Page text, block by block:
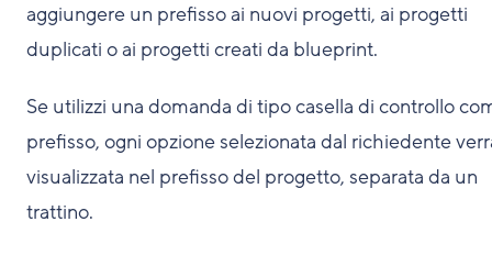
aggiungere un prefisso ai nuovi progetti, ai progetti
duplicati o ai progetti creati da blueprint.
Se utilizzi una domanda di tipo casella di controllo
prefisso, ogni opzione selezionata dal richiedente
visualizzata nel prefisso del progetto, separata da un
trattino.